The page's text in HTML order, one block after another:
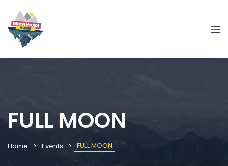
FULL MOON
Home Events FULL MOON